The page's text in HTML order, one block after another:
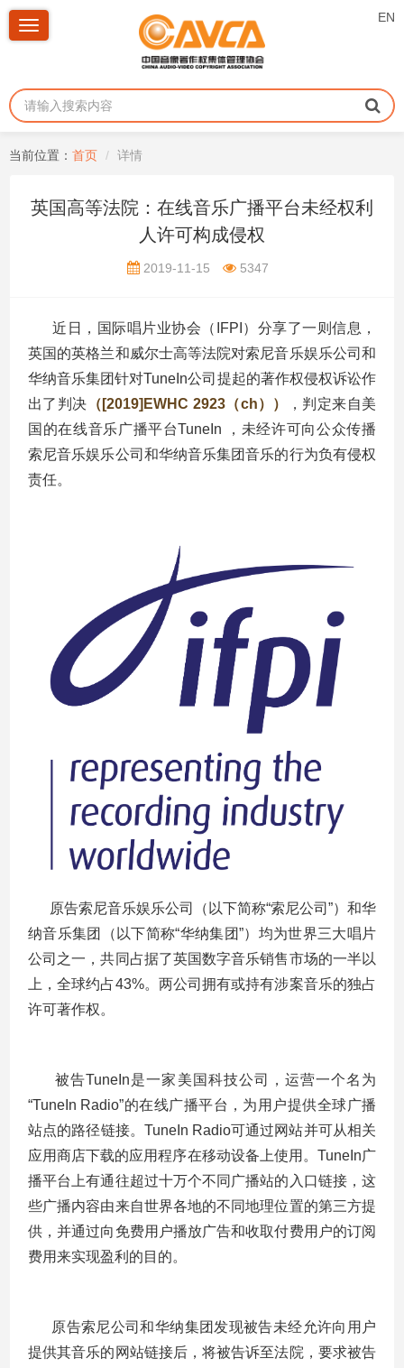
EN
Toggle
当前位置： 首页 详情
英国高等法院：在线音乐广播平台未经权利
人许可构成侵权
2019-11-15 5347
近日，国际唱片业协会（IFPI）分享了一则信息，
英国的英格兰和威尔士高等法院对索尼音乐娱乐公司和
华纳音乐集团针对TuneIn公司提起的著作权侵权诉讼作
出了判决 （[2019]EWHC 2923（ch））
，判定来自美
国的在线音乐广播平台TuneIn ，未经许可向公众传播
索尼音乐娱乐公司和华纳音乐集团音乐的行为负有侵权
责任。
原告索尼音乐娱乐公司（以下简称“索尼公司”）和华
纳音乐集团（以下简称“华纳集团”）均为世界三大唱片
公司之一，共同占据了英国数字音乐销售市场的一半以
上，全球约占43%。两公司拥有或持有涉案音乐的独占
许可著作权。
被告TuneIn是一家美国科技公司，运营一个名为
“TuneIn Radio”的在线广播平台，为用户提供全球广播
站点的路径链接。TuneIn Radio可通过网站并可从相关
应用商店下载的应用程序在移动设备上使用。TuneIn广
播平台上有通往超过十万个不同广播站的入口链接，这
些广播内容由来自世界各地的不同地理位置的第三方提
供，并通过向免费用户播放广告和收取付费用户的订阅
费用来实现盈利的目的。
原告索尼公司和华纳集团发现被告未经允许向用户
提供其音乐的网站链接后，将被告诉至法院，要求被告